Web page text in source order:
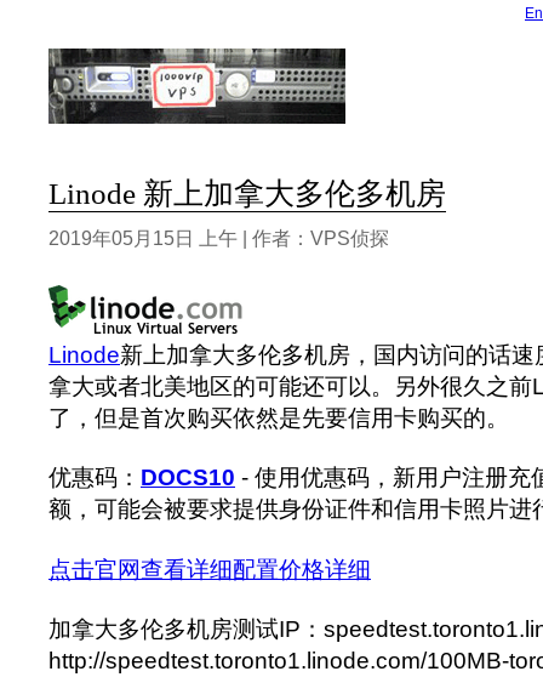
Linode 新上加拿大多伦多机房
2019年05月15日 上午 | 作者：VPS侦探
Linode新上加拿大多伦多机房，国内访问的话
拿大或者北美地区的可能还可以。另外很久之
了，但是首次购买依然是先要信用卡购买的。
优惠码： DOCS10 - 使用优惠码，新用户注册充
额，可能会被要求提供身份证件和信用卡照片进
点击官网查看详细配置价格详细
加拿大多伦多机房测试IP：
http://speedtest.toronto1.linode.com/100MB-